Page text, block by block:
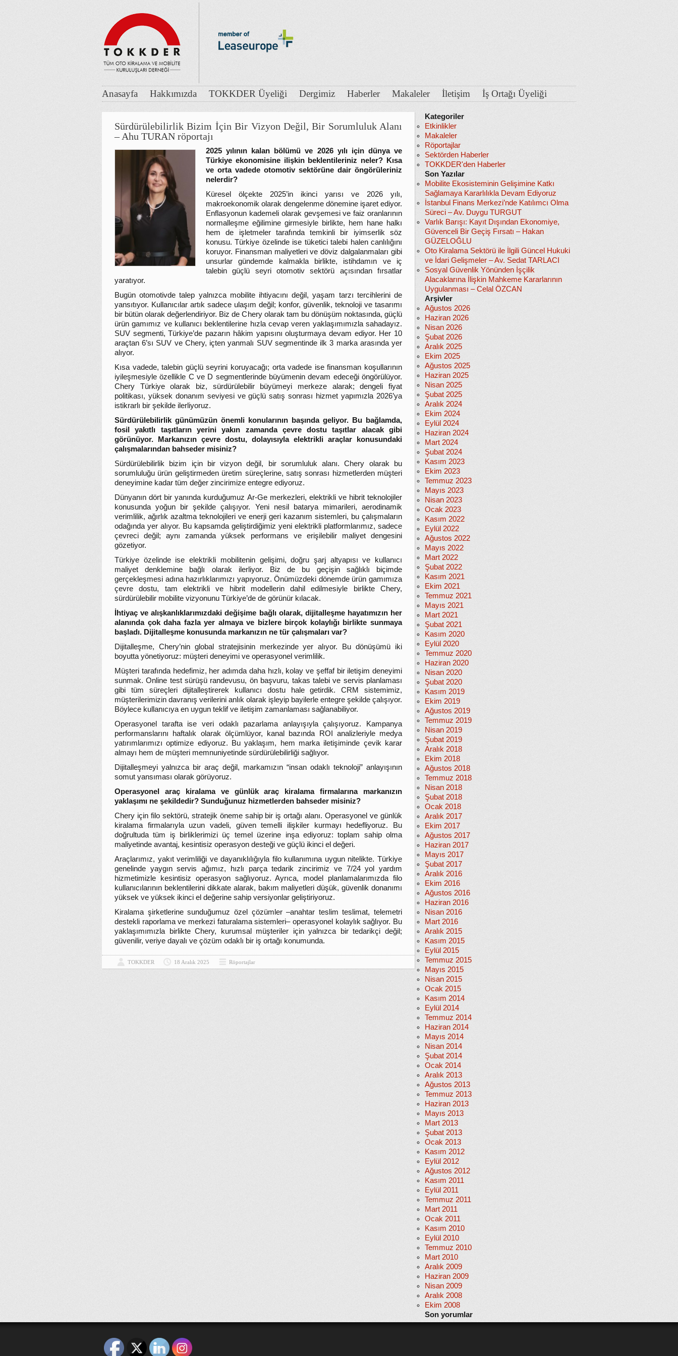
Anasayfa Hakkımızda TOKKDER Üyeliği Dergimiz Haberler Makaleler İletişim İş Ortağı Üyeliği
Sürdürülebilirlik Bizim İçin Bir Vizyon Değil, Bir Sorumluluk Alanı
– Ahu TURAN röportajı
2025 yılının kalan bölümü ve 2026 yılı için dünya ve
Türkiye ekonomisine ilişkin beklentileriniz neler? Kısa
ve orta vadede otomotiv sektörüne dair öngörüleriniz
nelerdir?
Küresel ölçekte 2025’in ikinci yarısı ve 2026 yılı,
makroekonomik olarak dengelenme dönemine işaret ediyor.
Enflasyonun kademeli olarak gevşemesi ve faiz oranlarının
normalleşme eğilimine girmesiyle birlikte, hem hane halkı
hem de işletmeler tarafında temkinli bir iyimserlik söz
konusu. Türkiye özelinde ise tüketici talebi halen canlılığını
koruyor. Finansman maliyetleri ve döviz dalgalanmaları gibi
unsurlar gündemde kalmakla birlikte, istihdamın ve iç
talebin güçlü seyri otomotiv sektörü açısından fırsatlar
yaratıyor.
Bugün otomotivde talep yalnızca mobilite ihtiyacını değil, yaşam tarzı tercihlerini de
yansıtıyor. Kullanıcılar artık sadece ulaşım değil; konfor, güvenlik, teknoloji ve tasarımı
bir bütün olarak değerlendiriyor. Biz de Chery olarak tam bu dönüşüm noktasında, güçlü
ürün gamımız ve kullanıcı beklentilerine hızla cevap veren yaklaşımımızla sahadayız.
SUV segmenti, Türkiye’de pazarın hâkim yapısını oluşturmaya devam ediyor. Her 10
araçtan 6’sı SUV ve Chery, içten yanmalı SUV segmentinde ilk 3 marka arasında yer
alıyor.
Kısa vadede, talebin güçlü seyrini koruyacağı; orta vadede ise finansman koşullarının
iyileşmesiyle özellikle C ve D segmentlerinde büyümenin devam edeceği öngörülüyor.
Chery Türkiye olarak biz, sürdürülebilir büyümeyi merkeze alarak; dengeli fiyat
politikası, yüksek donanım seviyesi ve güçlü satış sonrası hizmet yapımızla 2026’ya
istikrarlı bir şekilde ilerliyoruz.
Sürdürülebilirlik günümüzün önemli konularının başında geliyor. Bu bağlamda,
fosil yakıtlı taşıtların yerini yakın zamanda çevre dostu taşıtlar alacak gibi
görünüyor. Markanızın çevre dostu, dolayısıyla elektrikli araçlar konusundaki
çalışmalarından bahseder misiniz?
Sürdürülebilirlik bizim için bir vizyon değil, bir sorumluluk alanı. Chery olarak bu
sorumluluğu ürün geliştirmeden üretim süreçlerine, satış sonrası hizmetlerden müşteri
deneyimine kadar tüm değer zincirimize entegre ediyoruz.
Dünyanın dört bir yanında kurduğumuz Ar-Ge merkezleri, elektrikli ve hibrit teknolojiler
konusunda yoğun bir şekilde çalışıyor. Yeni nesil batarya mimarileri, aerodinamik
verimlilik, ağırlık azaltma teknolojileri ve enerji geri kazanım sistemleri, bu çalışmaların
odağında yer alıyor. Bu kapsamda geliştirdiğimiz yeni elektrikli platformlarımız, sadece
çevreci değil; aynı zamanda yüksek performans ve erişilebilir maliyet dengesini
gözetiyor.
Türkiye özelinde ise elektrikli mobilitenin gelişimi, doğru şarj altyapısı ve kullanıcı
maliyet denklemine bağlı olarak ilerliyor. Biz de bu geçişin sağlıklı biçimde
gerçekleşmesi adına hazırlıklarımızı yapıyoruz. Önümüzdeki dönemde ürün gamımıza
çevre dostu, tam elektrikli ve hibrit modellerin dahil edilmesiyle birlikte Chery,
sürdürülebilir mobilite vizyonunu Türkiye’de de görünür kılacak.
İhtiyaç ve alışkanlıklarımızdaki değişime bağlı olarak, dijitalleşme hayatımızın her
alanında çok daha fazla yer almaya ve bizlere birçok kolaylığı birlikte sunmaya
başladı. Dijitalleşme konusunda markanızın ne tür çalışmaları var?
Dijitalleşme, Chery’nin global stratejisinin merkezinde yer alıyor. Bu dönüşümü iki
boyutta yönetiyoruz: müşteri deneyimi ve operasyonel verimlilik.
Müşteri tarafında hedefimiz, her adımda daha hızlı, kolay ve şeffaf bir iletişim deneyimi
sunmak. Online test sürüşü randevusu, ön başvuru, takas talebi ve servis planlaması
gibi tüm süreçleri dijitalleştirerek kullanıcı dostu hale getirdik. CRM sistemimiz,
müşterilerimizin davranış verilerini anlık olarak işleyip bayilerle entegre şekilde çalışıyor.
Böylece kullanıcıya en uygun teklif ve iletişim zamanlaması sağlanabiliyor.
Operasyonel tarafta ise veri odaklı pazarlama anlayışıyla çalışıyoruz. Kampanya
performanslarını haftalık olarak ölçümlüyor, kanal bazında ROI analizleriyle medya
yatırımlarımızı optimize ediyoruz. Bu yaklaşım, hem marka iletişiminde çevik karar
almayı hem de müşteri memnuniyetinde sürdürülebilirliği sağlıyor.
Dijitalleşmeyi yalnızca bir araç değil, markamızın “insan odaklı teknoloji” anlayışının
somut yansıması olarak görüyoruz.
Operasyonel araç kiralama ve günlük araç kiralama firmalarına markanızın
yaklaşımı ne şekildedir? Sunduğunuz hizmetlerden bahseder misiniz?
Chery için filo sektörü, stratejik öneme sahip bir iş ortağı alanı. Operasyonel ve günlük
kiralama firmalarıyla uzun vadeli, güven temelli ilişkiler kurmayı hedefliyoruz. Bu
doğrultuda tüm iş birliklerimizi üç temel üzerine inşa ediyoruz: toplam sahip olma
maliyetinde avantaj, kesintisiz operasyon desteği ve güçlü ikinci el değeri.
Araçlarımız, yakıt verimliliği ve dayanıklılığıyla filo kullanımına uygun nitelikte. Türkiye
genelinde yaygın servis ağımız, hızlı parça tedarik zincirimiz ve 7/24 yol yardım
hizmetimizle kesintisiz operasyon sağlıyoruz. Ayrıca, model planlamalarımızda filo
kullanıcılarının beklentilerini dikkate alarak, bakım maliyetleri düşük, güvenlik donanımı
yüksek ve yüksek ikinci el değerine sahip versiyonlar geliştiriyoruz.
Kiralama şirketlerine sunduğumuz özel çözümler –anahtar teslim teslimat, telemetri
destekli raporlama ve merkezi faturalama sistemleri– operasyonel kolaylık sağlıyor. Bu
yaklaşımımızla birlikte Chery, kurumsal müşteriler için yalnızca bir tedarikçi değil;
güvenilir, veriye dayalı ve çözüm odaklı bir iş ortağı konumunda.
TOKKDER 18 Aralık 2025 Röportajlar
Kategoriler
Etkinlikler
Makaleler
Röportajlar
Sektörden Haberler
TOKKDER'den Haberler
Son Yazılar
Mobilite Ekosisteminin Gelişimine Katkı
Sağlamaya Kararlılıkla Devam Ediyoruz
İstanbul Finans Merkezi’nde Katılımcı Olma
Süreci – Av. Duygu TURGUT
Varlık Barışı: Kayıt Dışından Ekonomiye,
Güvenceli Bir Geçiş Fırsatı – Hakan
GÜZELOĞLU
Oto Kiralama Sektörü ile İlgili Güncel Hukuki
ve İdari Gelişmeler – Av. Sedat TARLACI
Sosyal Güvenlik Yönünden İşçilik
Alacaklarına İlişkin Mahkeme Kararlarının
Uygulanması – Celal ÖZCAN
Arşivler
Ağustos 2026
Haziran 2026
Nisan 2026
Şubat 2026
Aralık 2025
Ekim 2025
Ağustos 2025
Haziran 2025
Nisan 2025
Şubat 2025
Aralık 2024
Ekim 2024
Eylül 2024
Haziran 2024
Mart 2024
Şubat 2024
Kasım 2023
Ekim 2023
Temmuz 2023
Mayıs 2023
Nisan 2023
Ocak 2023
Kasım 2022
Eylül 2022
Ağustos 2022
Mayıs 2022
Mart 2022
Şubat 2022
Kasım 2021
Ekim 2021
Temmuz 2021
Mayıs 2021
Mart 2021
Şubat 2021
Kasım 2020
Eylül 2020
Temmuz 2020
Haziran 2020
Nisan 2020
Şubat 2020
Kasım 2019
Ekim 2019
Ağustos 2019
Temmuz 2019
Nisan 2019
Şubat 2019
Aralık 2018
Ekim 2018
Ağustos 2018
Temmuz 2018
Nisan 2018
Şubat 2018
Ocak 2018
Aralık 2017
Ekim 2017
Ağustos 2017
Haziran 2017
Mayıs 2017
Şubat 2017
Aralık 2016
Ekim 2016
Ağustos 2016
Haziran 2016
Nisan 2016
Mart 2016
Aralık 2015
Kasım 2015
Eylül 2015
Temmuz 2015
Mayıs 2015
Nisan 2015
Ocak 2015
Kasım 2014
Eylül 2014
Temmuz 2014
Haziran 2014
Mayıs 2014
Nisan 2014
Şubat 2014
Ocak 2014
Aralık 2013
Ağustos 2013
Temmuz 2013
Haziran 2013
Mayıs 2013
Mart 2013
Şubat 2013
Ocak 2013
Kasım 2012
Eylül 2012
Ağustos 2012
Kasım 2011
Eylül 2011
Temmuz 2011
Mart 2011
Ocak 2011
Kasım 2010
Eylül 2010
Temmuz 2010
Mart 2010
Aralık 2009
Haziran 2009
Nisan 2009
Aralık 2008
Ekim 2008
Son yorumlar